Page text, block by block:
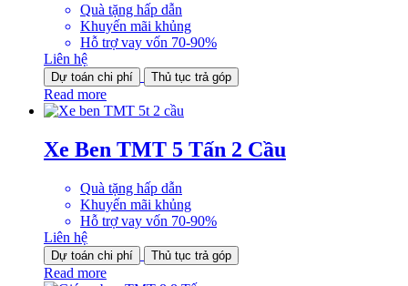
Quà tặng hấp dẫn
Khuyến mãi khủng
Hỗ trợ vay vốn 70-90%
Liên hệ
Dự toán chi phí Thủ tục trả góp
Read more
Xe Ben TMT 5 Tấn 2 Cầu
Quà tặng hấp dẫn
Khuyến mãi khủng
Hỗ trợ vay vốn 70-90%
Liên hệ
Dự toán chi phí Thủ tục trả góp
Read more